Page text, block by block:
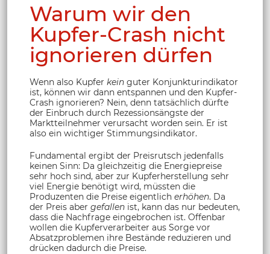
Warum wir den
Kupfer-Crash nicht
ignorieren dürfen
Wenn also Kupfer kein guter Konjunkturindikator
ist, können wir dann entspannen und den Kupfer-
Crash ignorieren? Nein, denn tatsächlich dürfte
der Einbruch durch Rezessionsängste der
Marktteilnehmer verursacht worden sein. Er ist
also ein wichtiger Stimmungsindikator.
Fundamental ergibt der Preisrutsch jedenfalls
keinen Sinn: Da gleichzeitig die Energiepreise
sehr hoch sind, aber zur Kupferherstellung sehr
viel Energie benötigt wird, müssten die
Produzenten die Preise eigentlich erhöhen. Da
der Preis aber gefallen ist, kann das nur bedeuten,
dass die Nachfrage eingebrochen ist. Offenbar
wollen die Kupferverarbeiter aus Sorge vor
Absatzproblemen ihre Bestände reduzieren und
drücken dadurch die Preise.